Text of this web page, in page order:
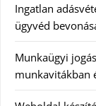
Ingatlan
ügyvéd
Munkaügyi
munkavitákban